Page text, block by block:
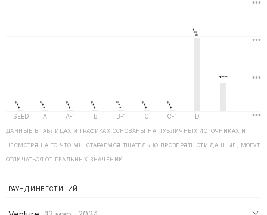
ДАННЫЕ В ТАБЛИЦАХ И ГРАФИКАХ ОСНОВАНЫ НА ПУБЛИЧНЫХ ИСТОЧНИКАХ И
НЕСМОТРЯ НА ТО ЧТО МЫ СТАРАЕМСЯ ТЩАТЕЛЬНО ПРОВЕРЯТЬ ЭТИ ДАННЫЕ, МОГУТ
ОТЛИЧАТЬСЯ ОТ РЕАЛЬНЫХ ЗНАЧЕНИЙ.
РАУНД ИНВЕСТИЦИЙ